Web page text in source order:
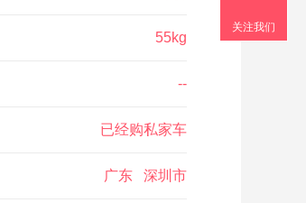
55kg
--
已经购私家车
广东 深圳市
关注我们